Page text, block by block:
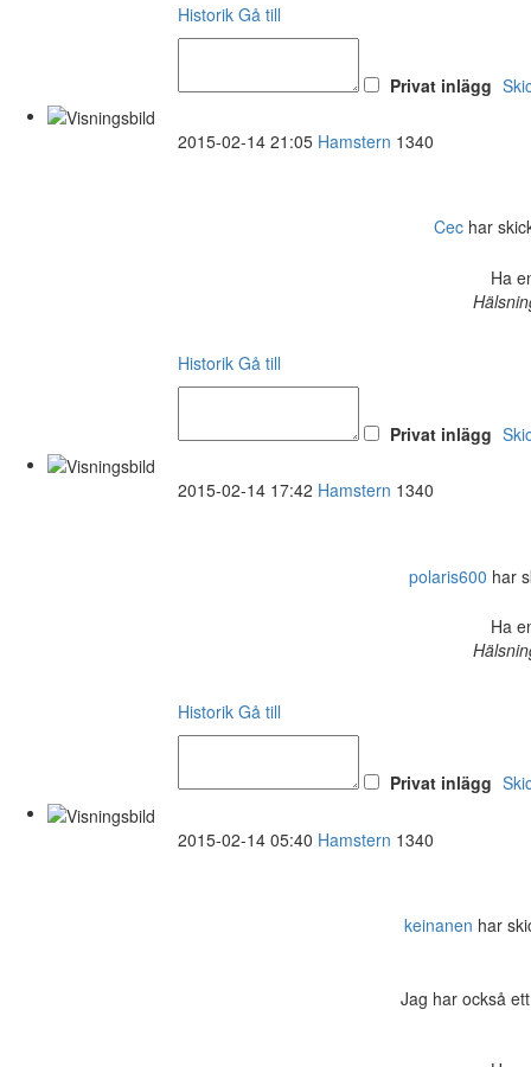
Historik Gå till
Privat inlägg
2015-02-14 21:05 Hamstern 1340
Cechar
Ha
Historik Gå till
Privat inlägg
2015-02-14 17:42 Hamstern 1340
polaris600 har
Ha
Historik Gå till
Privat inlägg
2015-02-14 05:40 Hamstern 1340
keinanen har
Jag har också